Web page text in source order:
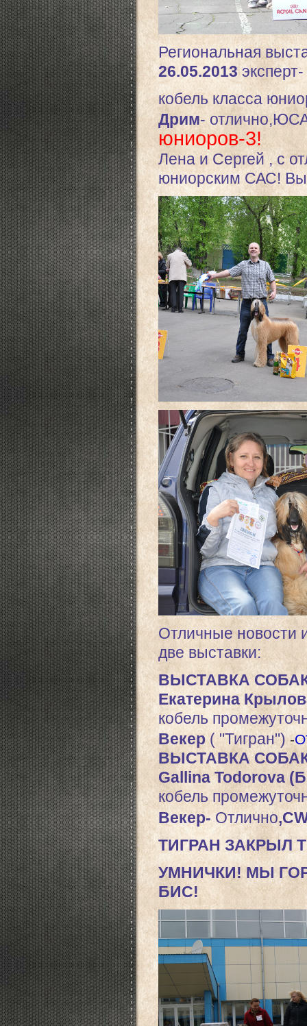
Региональная
26.05.2013 эксперт-
кобель класса
Дрим-
юниоров-3!
Лена и Сергей , с
юниорским САС!
Отличные
две выставки:
ВЫСТАВКА
Екатерина
кобель
Векер( "Тигран") -О
ВЫСТАВКА
Gallina Todorova
кобель
Векер- Отлично
ТИГРАН ЗАКРЫЛ
УМНИЧКИ! МЫ
БИС!